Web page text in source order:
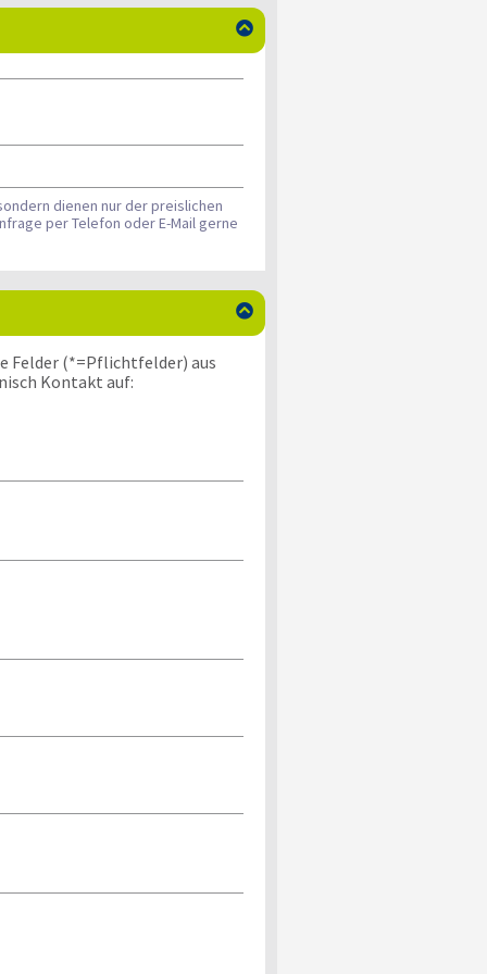

dienen nur der preislichen
per Telefon oder E-Mail gerne

Felder (*=Pflichtfelder) aus
Kontakt auf: